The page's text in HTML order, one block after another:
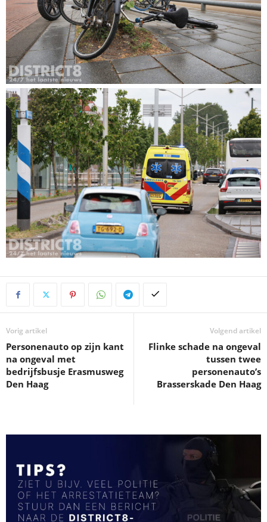
Vorig artikel
Personenauto op zijn kant
na ongeval met
bedrijfsbusje Erasmusweg
Den Haag
Volgend artikel
Flinke schade na ongeval
tussen twee
personenauto’s
Brasserskade Den Haag